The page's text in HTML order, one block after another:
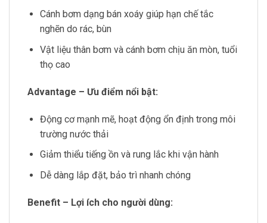
Cánh bơm dạng bán xoáy giúp hạn chế tắc
nghẽn do rác, bùn
Vật liệu thân bơm và cánh bơm chịu ăn mòn, tuổi
thọ cao
Advantage – Ưu điểm nổi bật:
Động cơ mạnh mẽ, hoạt động ổn định trong môi
trường nước thải
Giảm thiểu tiếng ồn và rung lắc khi vận hành
Dễ dàng lắp đặt, bảo trì nhanh chóng
Benefit – Lợi ích cho người dùng: